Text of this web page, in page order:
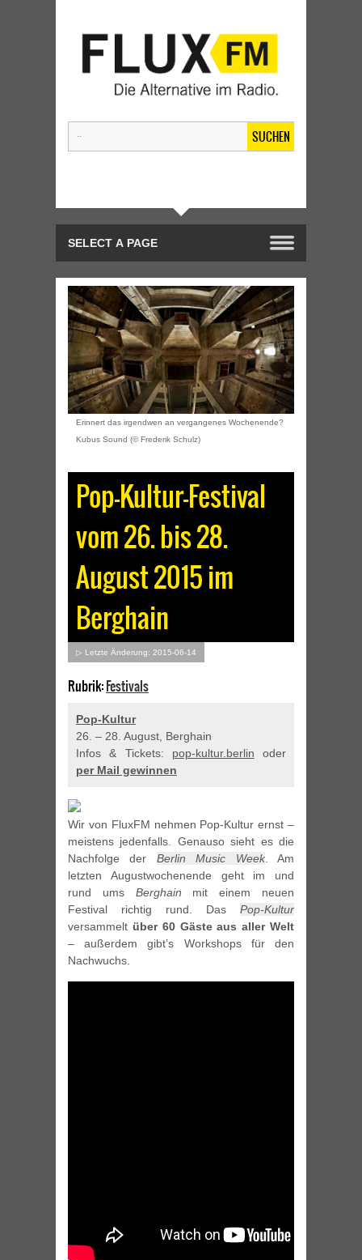
SUCHEN
Erinnert das irgendwen an vergangenes Wochenende?
Kubus Sound (© Frederik Schulz)
Pop-Kultur-Festival
vom 26. bis 28.
August 2015 im
Berghain
▷ Letzte Änderung: 2015-06-14
Rubrik:Festivals
Pop-Kultur
26. – 28. August, Berghain
Infos & Tickets: pop-kultur.berlin oder
per Mail gewinnen
Wir von FluxFM nehmen Pop-Kultur ernst –
meistens jedenfalls. Genauso sieht es die
Nachfolge der Berlin Music Week. Am
letzten Augustwochenende geht im und
rund ums Berghain mit einem neuen
Festival richtig rund. Das Pop-Kultur
versammelt über 60 Gäste aus aller Welt
– außerdem gibt’s Workshops für den
Nachwuchs.